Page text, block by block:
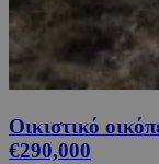
Οικιστικό
€290,000